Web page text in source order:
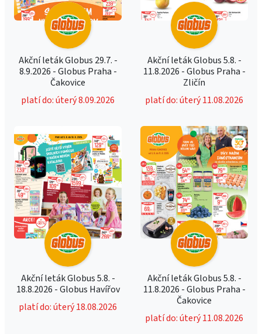
Akční leták Globus 29.7. -
8.9.2026 - Globus Praha -
Čakovice
platí do: úterý 8.09.2026
Akční leták Globus 5.8. -
11.8.2026 - Globus Praha -
Zličín
platí do: úterý 11.08.2026
Akční leták Globus 5.8. -
18.8.2026 - Globus Havířov
platí do: úterý 18.08.2026
Akční leták Globus 5.8. -
11.8.2026 - Globus Praha -
Čakovice
platí do: úterý 11.08.2026